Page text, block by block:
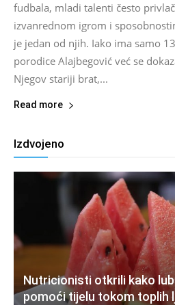
fudbala, mladi talenti često
izvanrednom igrom i
je jedan od njih. Iako ima samo
porodice Alajbegović već se
Njegov stariji brat,...
Read more
Izdvojeno
Nutricionisti otkrili kako
pomoći tijelu tokom toplih